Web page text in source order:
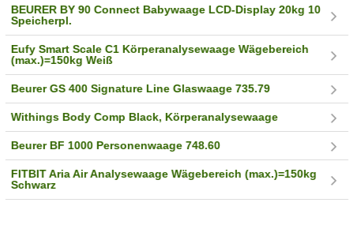
BEURER BY 90 Connect Babywaage LCD-Display 20kg 10
Speicherpl.
Eufy Smart Scale C1 Körperanalysewaage Wägebereich
(max.)=150kg Weiß
Beurer GS 400 Signature Line Glaswaage 735.79
Withings Body Comp Black, Körperanalysewaage
Beurer BF 1000 Personenwaage 748.60
FITBIT Aria Air Analysewaage Wägebereich (max.)=150kg
Schwarz